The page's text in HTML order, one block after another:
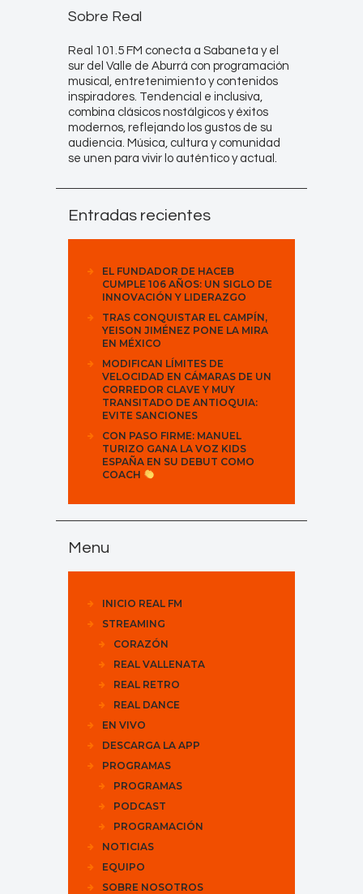
Sobre Real
Real 101.5 FM conecta a Sabaneta y el
sur del Valle de Aburrá con programación
musical, entretenimiento y contenidos
inspiradores. Tendencial e inclusiva,
combina clásicos nostálgicos y éxitos
modernos, reflejando los gustos de su
audiencia. Música, cultura y comunidad
se unen para vivir lo auténtico y actual.
Entradas recientes
EL FUNDADOR DE HACEB
CUMPLE 106 AÑOS: UN SIGLO DE
INNOVACIÓN Y LIDERAZGO
TRAS CONQUISTAR EL CAMPÍN,
YEISON JIMÉNEZ PONE LA MIRA
EN MÉXICO
MODIFICAN LÍMITES DE
VELOCIDAD EN CÁMARAS DE UN
CORREDOR CLAVE Y MUY
TRANSITADO DE ANTIOQUIA:
EVITE SANCIONES
CON PASO FIRME: MANUEL
TURIZO GANA LA VOZ KIDS
ESPAÑA EN SU DEBUT COMO
COACH
Menu
INICIO REAL FM
STREAMING
CORAZÓN
REAL VALLENATA
REAL RETRO
REAL DANCE
EN VIVO
DESCARGA LA APP
PROGRAMAS
PROGRAMAS
PODCAST
PROGRAMACIÓN
NOTICIAS
EQUIPO
SOBRE NOSOTROS